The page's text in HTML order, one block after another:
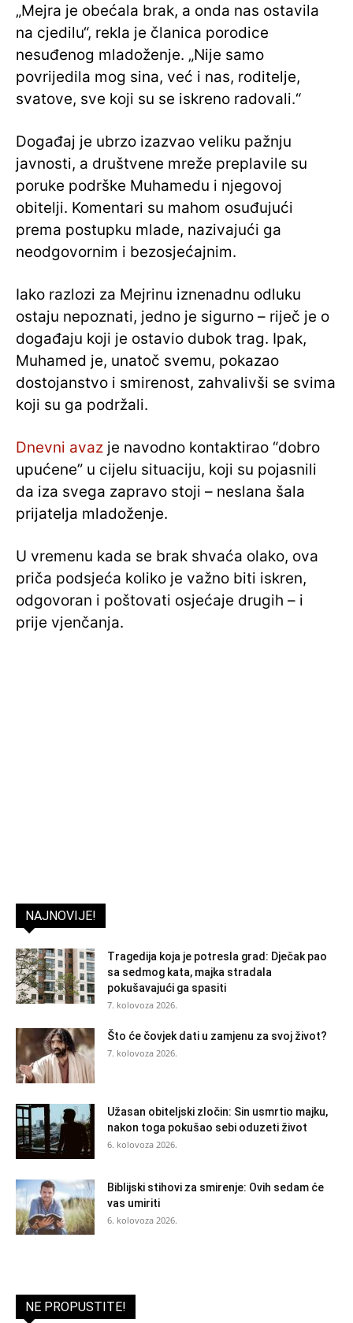
„Mejra je obećala brak, a onda nas ostavila
na cjedilu“, rekla je članica porodice
nesuđenog mladoženje. „Nije samo
povrijedila mog sina, već i nas, roditelje,
svatove, sve koji su se iskreno radovali.“
Događaj je ubrzo izazvao veliku pažnju
javnosti, a društvene mreže preplavile su
poruke podrške Muhamedu i njegovoj
obitelji. Komentari su mahom osuđujući
prema postupku mlade, nazivajući ga
neodgovornim i bezosjećajnim.
Iako razlozi za Mejrinu iznenadnu odluku
ostaju nepoznati, jedno je sigurno – riječ je o
događaju koji je ostavio dubok trag. Ipak,
Muhamed je, unatoč svemu, pokazao
dostojanstvo i smirenost, zahvalivši se svima
koji su ga podržali.
Dnevni avaz je navodno kontaktirao “dobro
upućene” u cijelu situaciju, koji su pojasnili
da iza svega zapravo stoji – neslana šala
prijatelja mladoženje.
U vremenu kada se brak shvaća olako, ova
priča podsjeća koliko je važno biti iskren,
odgovoran i poštovati osjećaje drugih – i
prije vjenčanja.
NAJNOVIJE!
Tragedija koja je potresla grad: Dječak pao
sa sedmog kata, majka stradala
pokušavajući ga spasiti
7. kolovoza 2026.
Što će čovjek dati u zamjenu za svoj život?
7. kolovoza 2026.
Užasan obiteljski zločin: Sin usmrtio majku,
nakon toga pokušao sebi oduzeti život
6. kolovoza 2026.
Biblijski stihovi za smirenje: Ovih sedam će
vas umiriti
6. kolovoza 2026.
NE PROPUSTITE!